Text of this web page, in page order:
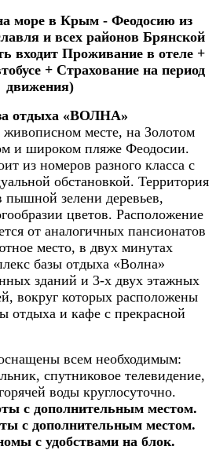
море в Крым - Феодосию из
и всех районов Брянской
входит Проживание в отеле +
+ Страхование на период
движения)
отдыха «ВОЛНА»
месте, на Золотом
и широком пляже Феодосии.
из номеров разного класса с
обстановкой. Территория
пышной зелени деревьев,
цветов. Расположение
от аналогичных пансионатов
место, в двух минутах
базы отдыха «Волна»
зданий и 3-х двух этажных
вокруг которых расположены
отдыха и кафе с прекрасной
всем необходимым:
спутниковое телевидение,
воды круглосуточно.
с дополнительным местом.
с дополнительным местом.
с удобствами на блок.